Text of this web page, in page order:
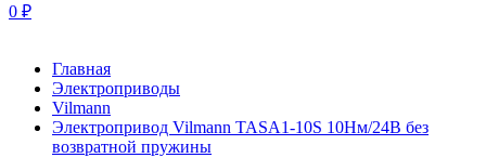
0 ₽
Главная
Электроприводы
Vilmann
Электропривод Vilmann TASA1-10S 10Нм/24В без
возвратной пружины